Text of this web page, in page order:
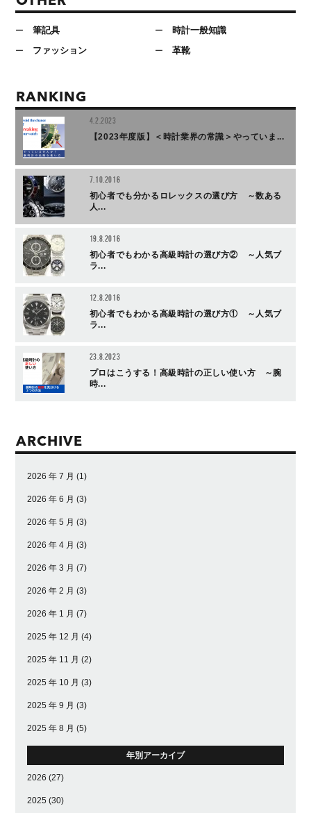
筆記具
時計一般知識
ファッション
革靴
RANKING
4.2.2023
【2023年度版】＜時計業界の常識＞やっていま...
7.10.2016
初心者でも分かるロレックスの選び方 ～数ある
人...
19.8.2016
初心者でもわかる高級時計の選び方② ～人気ブ
ラ...
12.8.2016
初心者でもわかる高級時計の選び方① ～人気ブ
ラ...
23.8.2023
プロはこうする！高級時計の正しい使い方 ～腕
時...
ARCHIVE
2026 年 7 月 (1)
2026 年 6 月 (3)
2026 年 5 月 (3)
2026 年 4 月 (3)
2026 年 3 月 (7)
2026 年 2 月 (3)
2026 年 1 月 (7)
2025 年 12 月 (4)
2025 年 11 月 (2)
2025 年 10 月 (3)
2025 年 9 月 (3)
2025 年 8 月 (5)
年別アーカイブ
2026 (27)
2025 (30)